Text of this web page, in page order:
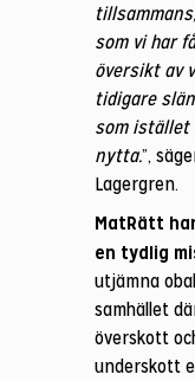
som vi har
översikt av
tidigare
som istället
nytta.”,
Lagergren.
MatRätt
en tydlig
utjämna
samhället
överskott
underskott